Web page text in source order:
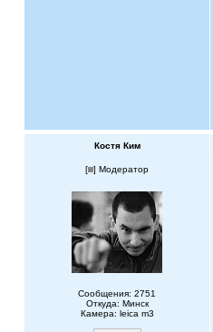
Костя Ким
[ ] Модератор
Сообщения: 2751
Откуда: Минск
Камера: leica m3